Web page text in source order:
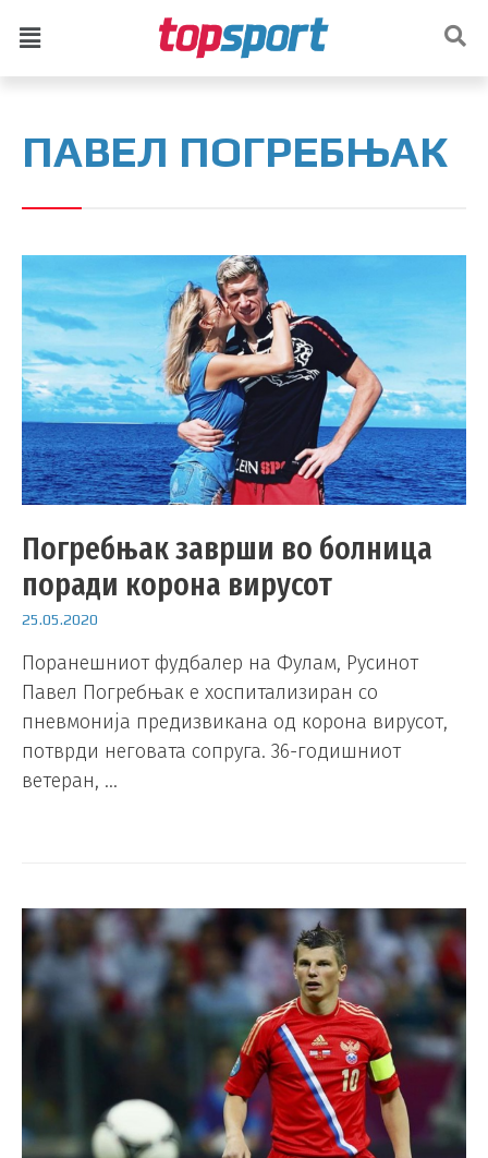
ПАВЕЛ ПОГРЕБЊАК
Погребњак заврши во болница
поради корона вирусот
25.05.2020
Поранешниот фудбалер на Фулам, Русинот
Павел Погребњак е хоспитализиран со
пневмонија предизвикана од корона вирусот,
потврди неговата сопруга. 36-годишниот
ветеран, …